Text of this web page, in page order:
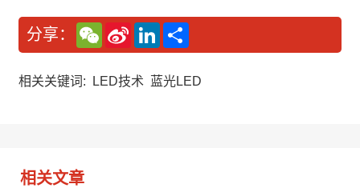
分享：
W
e
C
a
S
n
W
L
n
e
相关关键词: LED技术 蓝光LED
相关文章